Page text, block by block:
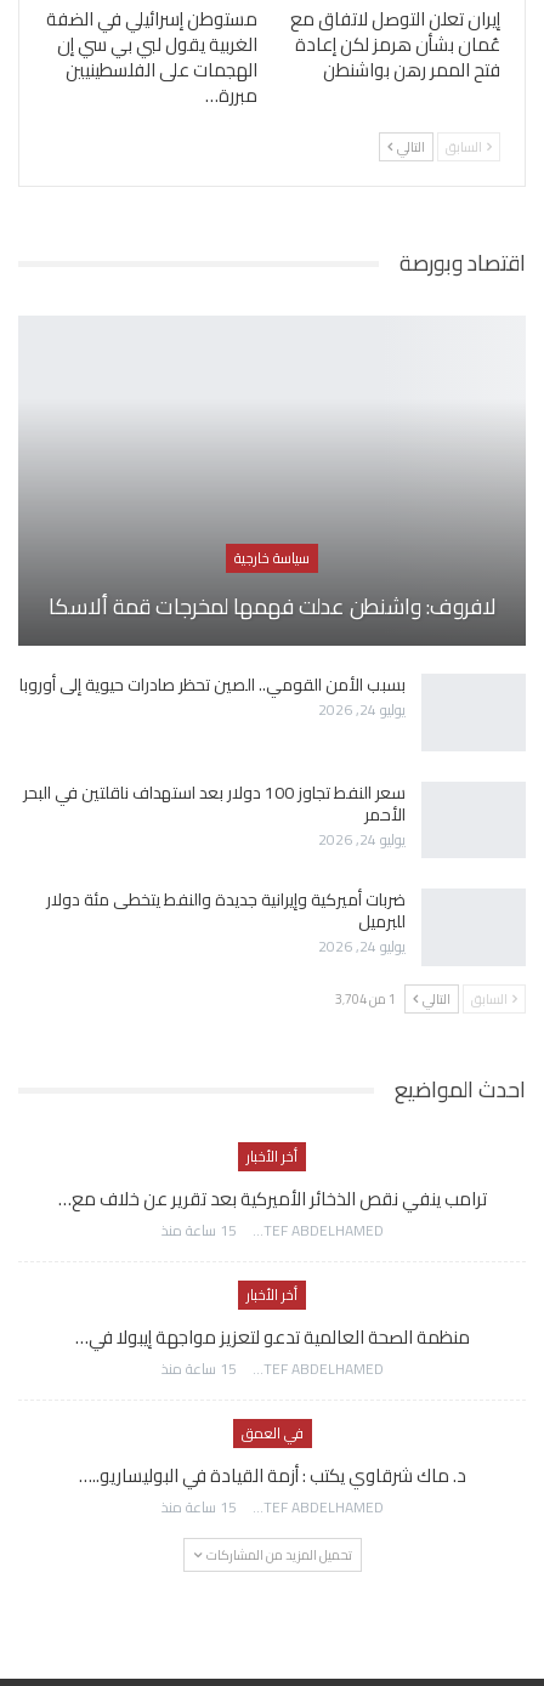
إيران تعلن التوصل لاتفاق مع
عُمان بشأن هرمز لكن إعادة
فتح الممر رهن بواشنطن
مستوطن إسرائيلي في الضفة
الغربية يقول لبي بي سي إن
الهجمات على الفلسطينيين
مبررة…
السابق التالي
اقتصاد وبورصة
سياسة خارجية
لافروف: واشنطن عدلت فهمها لمخرجات قمة ألاسكا
بسبب الأمن القومي.. الصين تحظر صادرات حيوية إلى أوروبا
يوليو 24, 2026
سعر النفط تجاوز 100 دولار بعد استهداف ناقلتين في البحر
الأحمر
يوليو 24, 2026
ضربات أميركية وإيرانية جديدة والنفط يتخطى مئة دولار
للبرميل
يوليو 24, 2026
السابق التالي 1 من 3٬704
احدث المواضيع
أخر الأخبار
ترامب ينفي نقص الذخائر الأميركية بعد تقرير عن خلاف مع…
AWATEF ABDELHAMED 15 ساعة منذ
أخر الأخبار
منظمة الصحة العالمية تدعو لتعزيز مواجهة إيبولا في…
AWATEF ABDELHAMED 15 ساعة منذ
في العمق
د. ماك شرقاوي يكتب : أزمة القيادة في البوليساريو..…
AWATEF ABDELHAMED 15 ساعة منذ
تحميل المزيد من المشاركات